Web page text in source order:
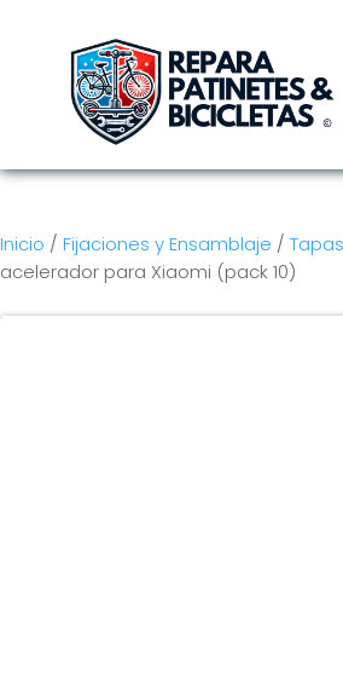
Inicio / Fijaciones y Ensamblaje /
acelerador para Xiaomi (pack 10)